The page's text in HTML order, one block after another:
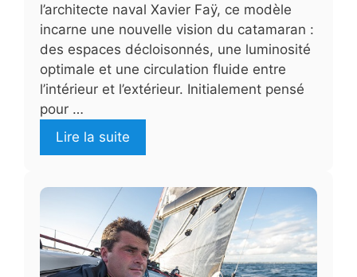
l’architecte naval Xavier Faÿ, ce modèle
incarne une nouvelle vision du catamaran :
des espaces décloisonnés, une luminosité
optimale et une circulation fluide entre
l’intérieur et l’extérieur. Initialement pensé
pour …
Lire la suite